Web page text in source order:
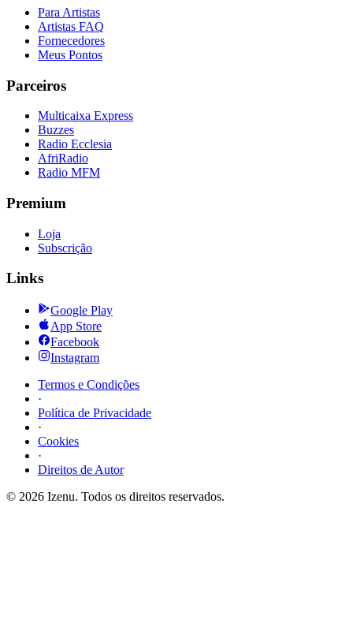
Para Artistas
Artistas FAQ
Fornecedores
Meus Pontos
Parceiros
Multicaixa Express
Buzzes
Radio Ecclesia
AfriRadio
Radio MFM
Premium
Loja
Subscrição
Links
Google Play
App Store
Facebook
Instagram
Termos e Condições
·
Política de Privacidade
·
Cookies
·
Direitos de Autor
© 2026 Izenu. Todos os direitos reservados.